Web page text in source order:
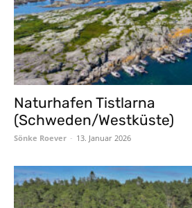
Naturhafen Tistlarna
(Schweden/Westküste)
Sönke Roever - 13. Januar 2026